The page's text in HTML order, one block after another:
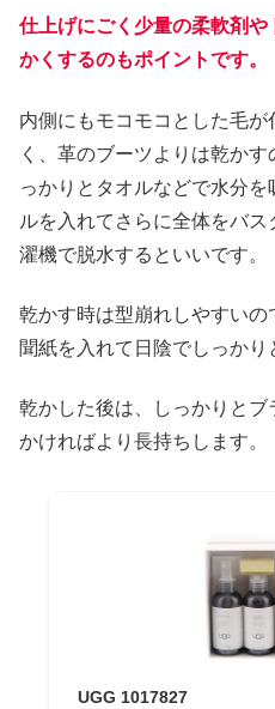
仕上げにごく少量の柔軟剤
かくするのもポイントです。
内側にもモコモコとした毛
く、革のブーツよりは乾か
っかりとタオルなどで水分
ルを入れてさらに全体をバ
濯機で脱水するといいです。
乾かす時は型崩れしやすい
聞紙を入れて日陰でしっかり
乾かした後は、しっかりと
かければより長持ちします。
UGG 1017827